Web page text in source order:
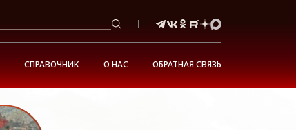
СПРАВОЧНИК О НАС ОБРАТНАЯ СВЯЗЬ